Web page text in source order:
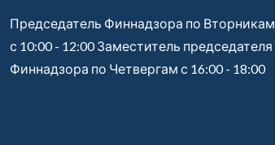
Председатель Финнадзора по Вторникам
с 10:00 - 12:00 Заместитель председателя
Финнадзора по Четвергам с 16:00 - 18:00